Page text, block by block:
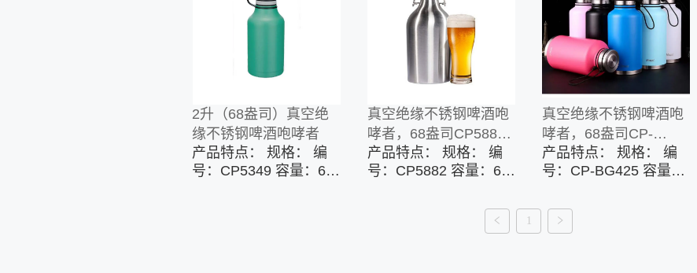
选项： 表面处理：抛
光，喷漆，喷塑，UV打
印，气转印，水转印
等。 打标方式：产品支
持贴牌生产。丝网印
logo，热转印，4D打
印，热升华转印等。 包
装：格板箱，白盒，彩
盒，圆纸筒，展示架等
项： 表面处理：抛光，
喷漆，喷塑，UV打印，
气转印，水转印等。 打
标方式：产品支持贴牌
生产。丝网印刷，激光
印，4D打印，热升华转
印等。 包装：格板箱，
白盒，彩盒，圆纸筒，
展示架等
项： 表面处理：抛光，
喷漆，喷塑，UV打印，
气转印，水转印等。 打
标方式：产品支持贴牌
生产。丝网印刷，激光
雕刻，浮雕logo，热转
印，4D打印，热升华转
印等。 包装：格板箱，
白盒，彩盒，圆纸筒，
展示架等
2升（68盎司）真空绝
缘不锈钢啤酒咆哮者
产品特点： 规格： 编
号：CP5349 容量：68
真空绝缘不锈钢啤酒咆
哮者，68盎司CP5882
2升
产品特点： 规格： 编
号：CP5882 容量：68
18/8 304高级不锈钢 特
征： 啤酒爱好者的啤酒
真空绝缘不锈钢啤酒咆
哮者，68盎司CP-
BG425 2公升
产品特点： 规格： 编
号：CP-BG425 容量：
料：18/8 304高级不锈
钢 特征： 啤酒爱好者
1